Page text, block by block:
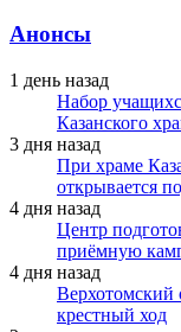
Анонсы
1 день назад
Набор
Казанского
3 дня назад
При храме
открывается
4 дня назад
Центр
приёмную
4 дня назад
Верхотомский
крестный ход